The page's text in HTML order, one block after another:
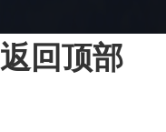
返回顶部